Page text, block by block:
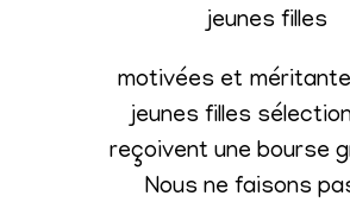
jeunes filles
motivées et
jeunes filles
reçoivent une bourse
Nous ne faisons